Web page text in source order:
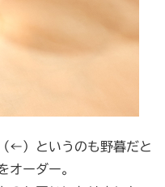
←）というのも野暮だと
オーダー。